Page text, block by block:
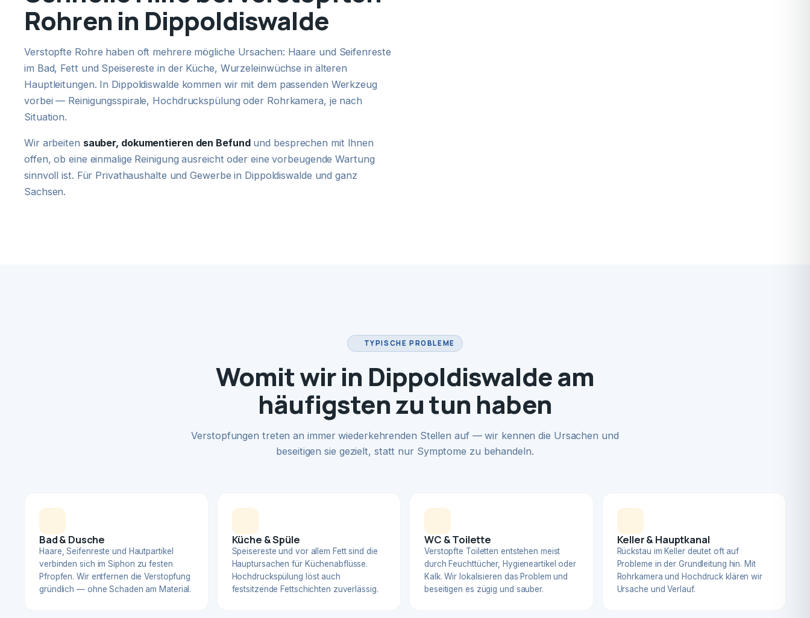
Rohren in Dippoldiswalde
Verstopfte Rohre haben oft mehrere mögliche Ursachen: Haare und Seifenreste
im Bad, Fett und Speisereste in der Küche, Wurzeleinwüchse in älteren
Hauptleitungen. In Dippoldiswalde kommen wir mit dem passenden Werkzeug
vorbei — Reinigungsspirale, Hochdruckspülung oder Rohrkamera, je nach
Situation.
Wir arbeiten sauber, dokumentieren den Befundund besprechen mit Ihnen
offen, ob eine einmalige Reinigung ausreicht oder eine vorbeugende Wartung
sinnvoll ist. Für Privathaushalte und Gewerbe in Dippoldiswalde und ganz
Sachsen.
TYPISCHE PROBLEME
Womit wir in Dippoldiswalde am
häufigsten zu tun haben
Verstopfungen treten an immer wiederkehrenden Stellen auf — wir kennen die Ursachen und
beseitigen sie gezielt, statt nur Symptome zu behandeln.
Bad & Dusche
Haare, Seifenreste und Hautpartikel
verbinden sich im Siphon zu festen
Pfropfen. Wir entfernen die Verstopfung
gründlich — ohne Schaden am Material.
Küche & Spüle
Speisereste und vor allem Fett sind die
Hauptursachen für Küchenabflüsse.
Hochdruckspülung löst auch
festsitzende Fettschichten zuverlässig.
WC & Toilette
Verstopfte Toiletten entstehen meist
durch Feuchttücher, Hygieneartikel oder
Kalk. Wir lokalisieren das Problem und
beseitigen es zügig und sauber.
Keller & Hauptkanal
Rückstau im Keller deutet oft auf
Probleme in der Grundleitung hin. Mit
Rohrkamera und Hochdruck klären wir
Ursache und Verlauf.